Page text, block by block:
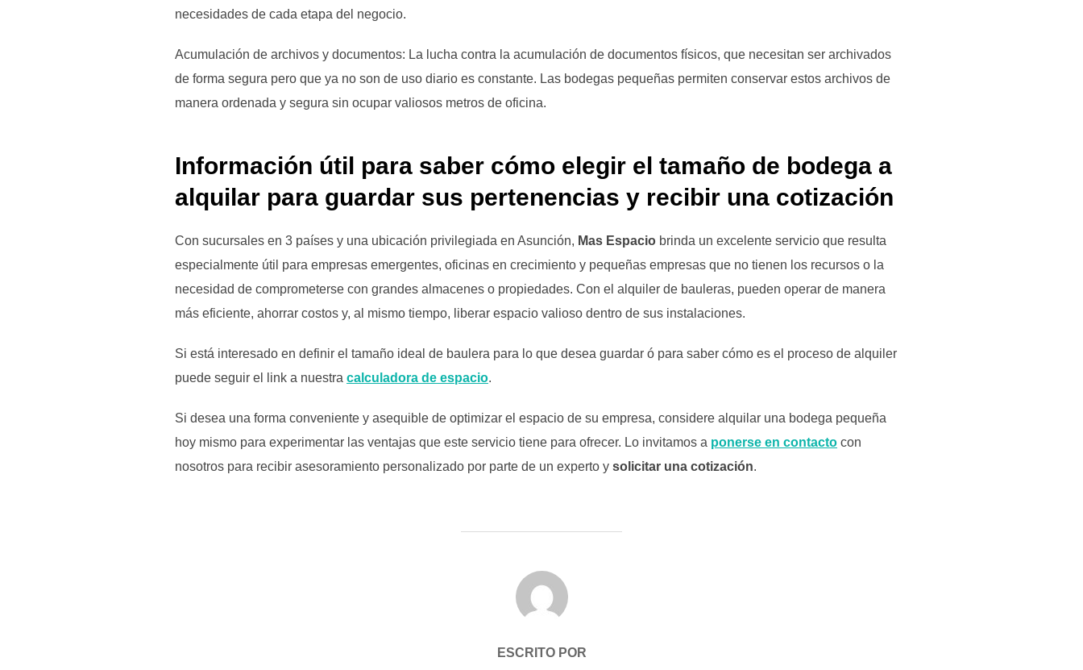
necesidades de cada etapa del negocio.
Acumulación de archivos y documentos: La lucha contra la acumulación de documentos físicos, que necesitan ser archivados
de forma segura pero que ya no son de uso diario es constante. Las bodegas pequeñas permiten conservar estos archivos de
manera ordenada y segura sin ocupar valiosos metros de oficina.
Información útil para saber cómo elegir el tamaño de bodega a
alquilar para guardar sus pertenencias y recibir una cotización
Con sucursales en 3 países y una ubicación privilegiada en Asunción, Mas Espacio brinda un excelente servicio que resulta
especialmente útil para empresas emergentes, oficinas en crecimiento y pequeñas empresas que no tienen los recursos o la
necesidad de comprometerse con grandes almacenes o propiedades. Con el alquiler de bauleras, pueden operar de manera
más eficiente, ahorrar costos y, al mismo tiempo, liberar espacio valioso dentro de sus instalaciones.
Si está interesado en definir el tamaño ideal de baulera para lo que desea guardar ó para saber cómo es el proceso de alquiler
puede seguir el link a nuestra calculadora de espacio.
Si desea una forma conveniente y asequible de optimizar el espacio de su empresa, considere alquilar una bodega pequeña
hoy mismo para experimentar las ventajas que este servicio tiene para ofrecer. Lo invitamos a ponerse en contacto con
nosotros para recibir asesoramiento personalizado por parte de un experto y solicitar una cotización.
AUTOR DE LA PUBLICACIÓN
ESCRITO POR